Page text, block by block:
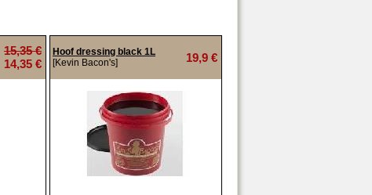
15,35 €
14,35 €
Hoof dressing black 1L
[Kevin Bacon's]
19,9 €